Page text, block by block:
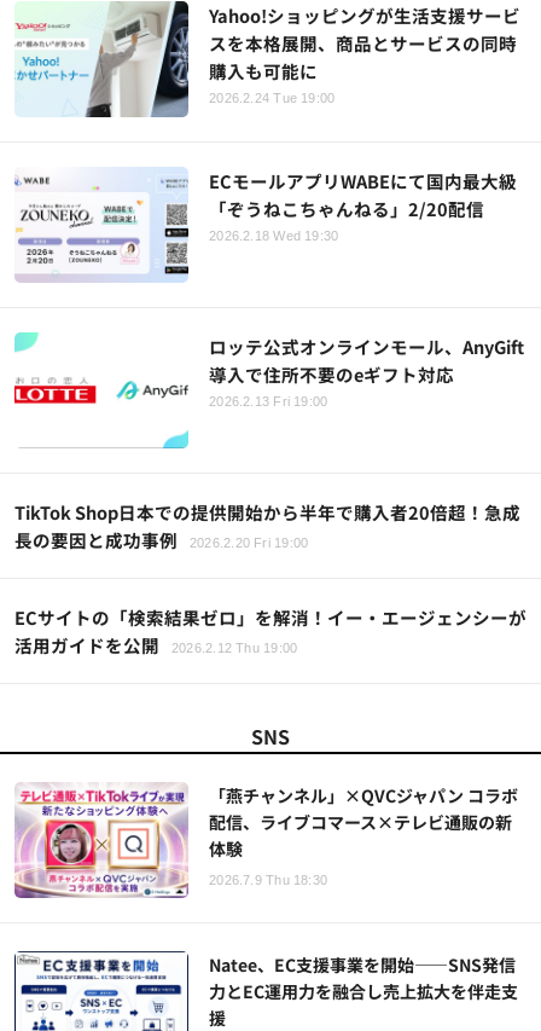
Yahoo!ショッピングが生活支援サービ
スを本格展開、商品とサービスの同時
購入も可能に
2026.2.24 Tue 19:00
ECモールアプリWABEにて国内最大級
「ぞうねこちゃんねる」2/20配信
2026.2.18 Wed 19:30
ロッテ公式オンラインモール、AnyGift
導入で住所不要のeギフト対応
2026.2.13 Fri 19:00
TikTok Shop日本での提供開始から半年で購入者20倍超！急成
長の要因と成功事例
2026.2.20 Fri 19:00
ECサイトの「検索結果ゼロ」を解消！イー・エージェンシーが
活用ガイドを公開
2026.2.12 Thu 19:00
SNS
「燕チャンネル」×QVCジャパン コラボ
配信、ライブコマース×テレビ通販の新
体験
2026.7.9 Thu 18:30
Natee、EC支援事業を開始——SNS発信
力とEC運用力を融合し売上拡大を伴走支
援